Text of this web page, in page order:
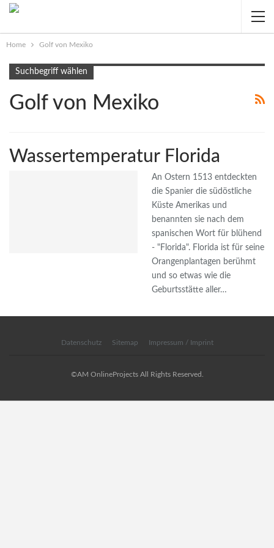
Home Golf von Mexiko
Suchbegriff wählen
Golf von Mexiko
Wassertemperatur Florida
An Ostern 1513 entdeckten
die Spanier die südöstliche
Küste Amerikas und
benannten sie nach dem
spanischen Wort für blühend
- "Florida". Florida ist für seine
Orangenplantagen berühmt
und so etwas wie die
Geburtsstätte aller…
Datenschutz Sitemap Impressum / Imprint
©AM OnlineProjects All Rights Reserved.